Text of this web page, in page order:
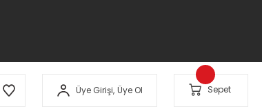
Üye Girişi, Üye Ol Sepet